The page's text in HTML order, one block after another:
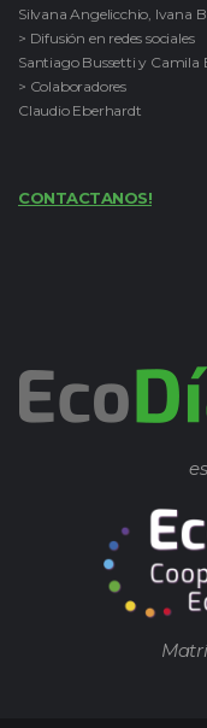
Silvana Angelicchio, Ivana
> Difusión en redes sociales
Santiago Bussetti y Camila
> Colaboradores
Claudio Eberhardt
CONTACTANOS!